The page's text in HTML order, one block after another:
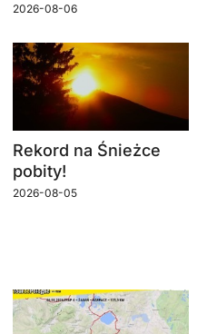
2026-08-06
Rekord na Śnieżce
pobity!
2026-08-05